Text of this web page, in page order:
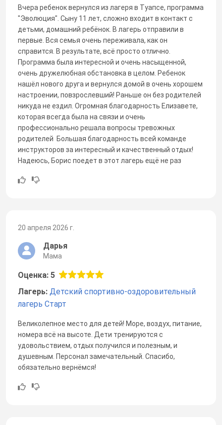
Вчера ребенок вернулся из лагеря в Туапсе, программа
"Эволюция". Сыну 11 лет, сложно входит в контакт с
детьми, домашний ребёнок. В лагерь отправили в
первые. Вся семья очень переживала, как он
справится. В результате, всё просто отлично.
Программа была интересной и очень насыщенной,
очень дружелюбная обстановка в целом. Ребенок
нашёл нового друга и вернулся домой в очень хорошем
настроении, повзрослевший! Раньше он без родителей
никуда не ездил. Огромная благодарность Елизавете,
которая всегда была на связи и очень
профессионально решала вопросы тревожных
родителей Большая благодарность всей команде
инструкторов за интересный и качественный отдых!
Надеюсь, Борис поедет в этот лагерь ещё не раз
20 апреля 2026 г.
Дарья
Мама
Оценка: 5
Лагерь: Детский спортивно-оздоровительный
лагерь Старт
Великолепное место для детей! Море, воздух, питание,
номера всё на высоте. Дети тренируются с
удовольствием, отдых получился и полезным, и
душевным. Персонал замечательный. Спасибо,
обязательно вернёмся!